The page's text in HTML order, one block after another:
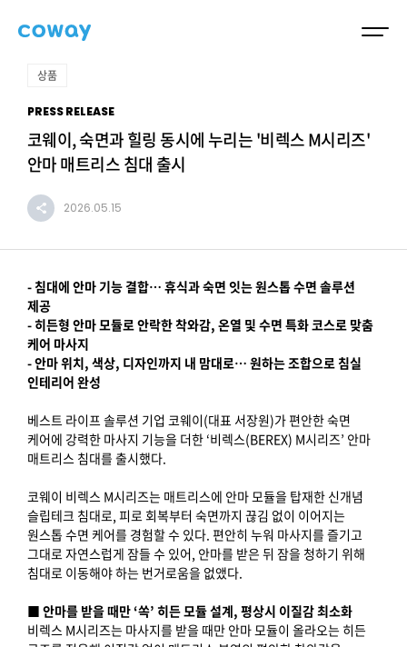
상품
PRESS RELEASE
코웨이, 숙면과 힐링 동시에 누리는 '비렉스 M시리즈'
안마 매트리스 침대 출시
2026.05.15
- 침대에 안마 기능 결합… 휴식과 숙면 잇는 원스톱 수면 솔루션
제공
- 히든형 안마 모듈로 안락한 착와감, 온열 및 수면 특화 코스로 맞춤
케어 마사지
- 안마 위치, 색상, 디자인까지 내 맘대로… 원하는 조합으로 침실
인테리어 완성
베스트 라이프 솔루션 기업 코웨이(대표 서장원)가 편안한 숙면
케어에 강력한 마사지 기능을 더한 ‘비렉스(BEREX) M시리즈’ 안마
매트리스 침대를 출시했다.
코웨이 비렉스 M시리즈는 매트리스에 안마 모듈을 탑재한 신개념
슬립테크 침대로, 피로 회복부터 숙면까지 끊김 없이 이어지는
원스톱 수면 케어를 경험할 수 있다. 편안히 누워 마사지를 즐기고
그대로 자연스럽게 잠들 수 있어, 안마를 받은 뒤 잠을 청하기 위해
침대로 이동해야 하는 번거로움을 없앴다.
■ 안마를 받을 때만 ‘쏙’ 히든 모듈 설계, 평상시 이질감 최소화
비렉스 M시리즈는 마사지를 받을 때만 안마 모듈이 올라오는 히든